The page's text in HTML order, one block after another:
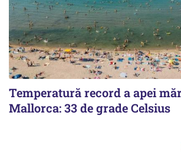
Temperatură record a apei
Mallorca: 33 de grade Celsius